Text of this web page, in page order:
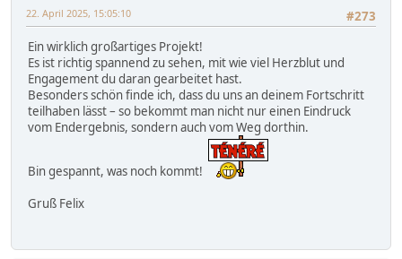
#273
22. April 2025, 15:05:10
Ein wirklich großartiges Projekt!
Es ist richtig spannend zu sehen, mit wie viel Herzblut und
Engagement du daran gearbeitet hast.
Besonders schön finde ich, dass du uns an deinem Fortschritt
teilhaben lässt – so bekommt man nicht nur einen Eindruck
vom Endergebnis, sondern auch vom Weg dorthin.
Bin gespannt, was noch kommt!
Gruß Felix